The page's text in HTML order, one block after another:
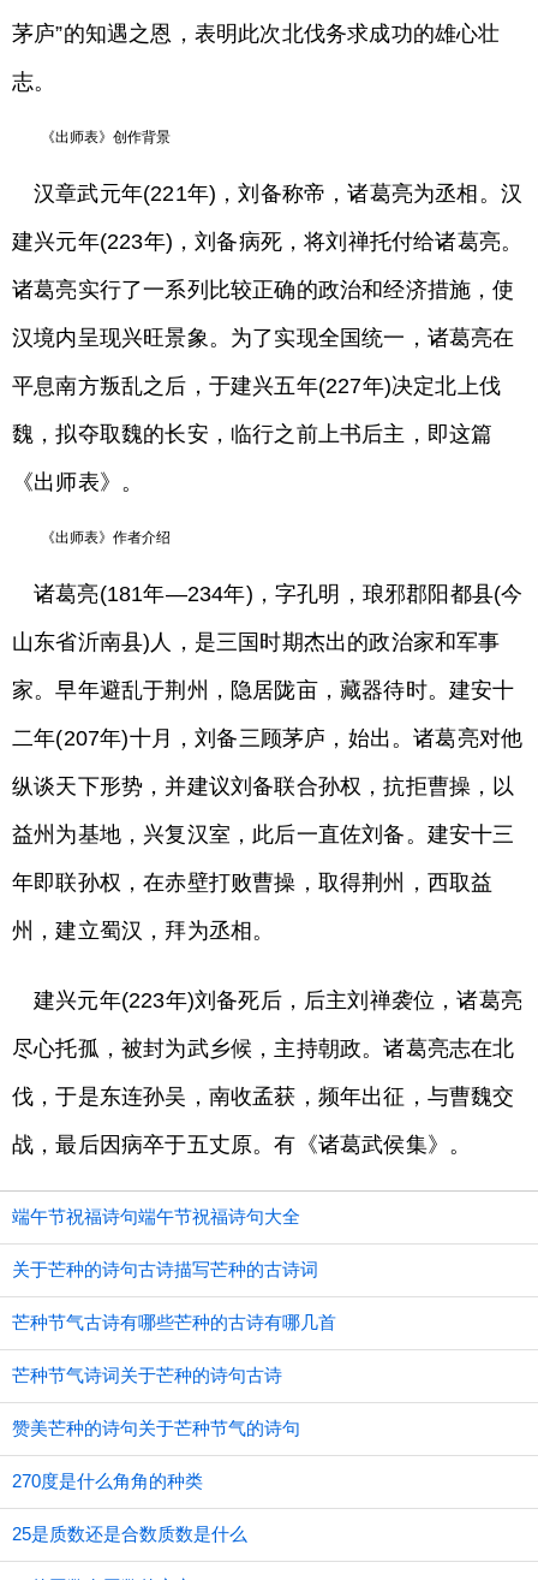
茅庐”的知遇之恩，表明此次北伐务求成功的雄心壮
志。
《出师表》创作背景
汉章武元年(221年)，刘备称帝，诸葛亮为丞相。汉
建兴元年(223年)，刘备病死，将刘禅托付给诸葛亮。
诸葛亮实行了一系列比较正确的政治和经济措施，使
汉境内呈现兴旺景象。为了实现全国统一，诸葛亮在
平息南方叛乱之后，于建兴五年(227年)决定北上伐
魏，拟夺取魏的长安，临行之前上书后主，即这篇
《出师表》。
《出师表》作者介绍
诸葛亮(181年—234年)，字孔明，琅邪郡阳都县(今
山东省沂南县)人，是三国时期杰出的政治家和军事
家。早年避乱于荆州，隐居陇亩，藏器待时。建安十
二年(207年)十月，刘备三顾茅庐，始出。诸葛亮对他
纵谈天下形势，并建议刘备联合孙权，抗拒曹操，以
益州为基地，兴复汉室，此后一直佐刘备。建安十三
年即联孙权，在赤壁打败曹操，取得荆州，西取益
州，建立蜀汉，拜为丞相。
建兴元年(223年)刘备死后，后主刘禅袭位，诸葛亮
尽心托孤，被封为武乡候，主持朝政。诸葛亮志在北
伐，于是东连孙吴，南收孟获，频年出征，与曹魏交
战，最后因病卒于五丈原。有《诸葛武侯集》。
端午节祝福诗句端午节祝福诗句大全
关于芒种的诗句古诗描写芒种的古诗词
芒种节气古诗有哪些芒种的古诗有哪几首
芒种节气诗词关于芒种的诗句古诗
赞美芒种的诗句关于芒种节气的诗句
270度是什么角角的种类
25是质数还是合数质数是什么